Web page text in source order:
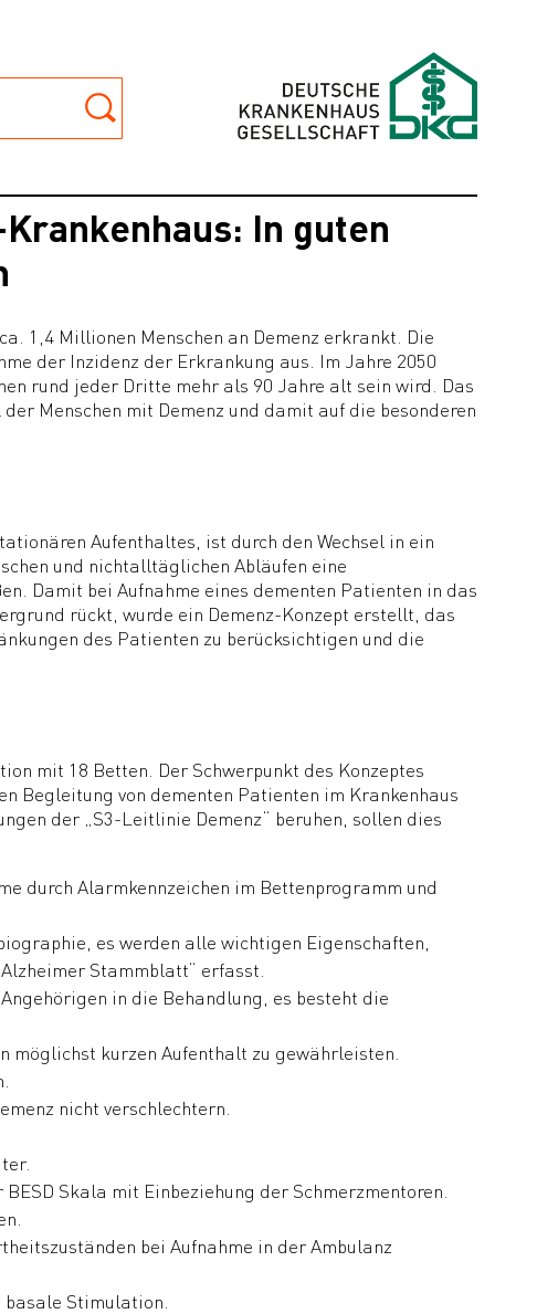
In guten
1,4 Millionen Menschen an Demenz erkrankt. Die
der Inzidenz der Erkrankung aus. Im Jahre 2050
rund jeder Dritte mehr als 90 Jahre alt sein wird. Das
Menschen mit Demenz und damit auf die besonderen
Aufenthaltes, ist durch den Wechsel in ein
und nichtalltäglichen Abläufen eine
Damit bei Aufnahme eines dementen Patienten in das
rückt, wurde ein Demenz-Konzept erstellt, das
des Patienten zu berücksichtigen und die
mit 18 Betten. Der Schwerpunkt des Konzeptes
Begleitung von dementen Patienten im Krankenhaus
der „S3-Leitlinie Demenz“ beruhen, sollen dies
durch Alarmkennzeichen im Bettenprogramm und
es werden alle wichtigen Eigenschaften,
Stammblatt“ erfasst.
in die Behandlung, es besteht die
kurzen Aufenthalt zu gewährleisten.
nicht verschlechtern.
Skala mit Einbeziehung der Schmerzmentoren.
bei Aufnahme in der Ambulanz
Stimulation.